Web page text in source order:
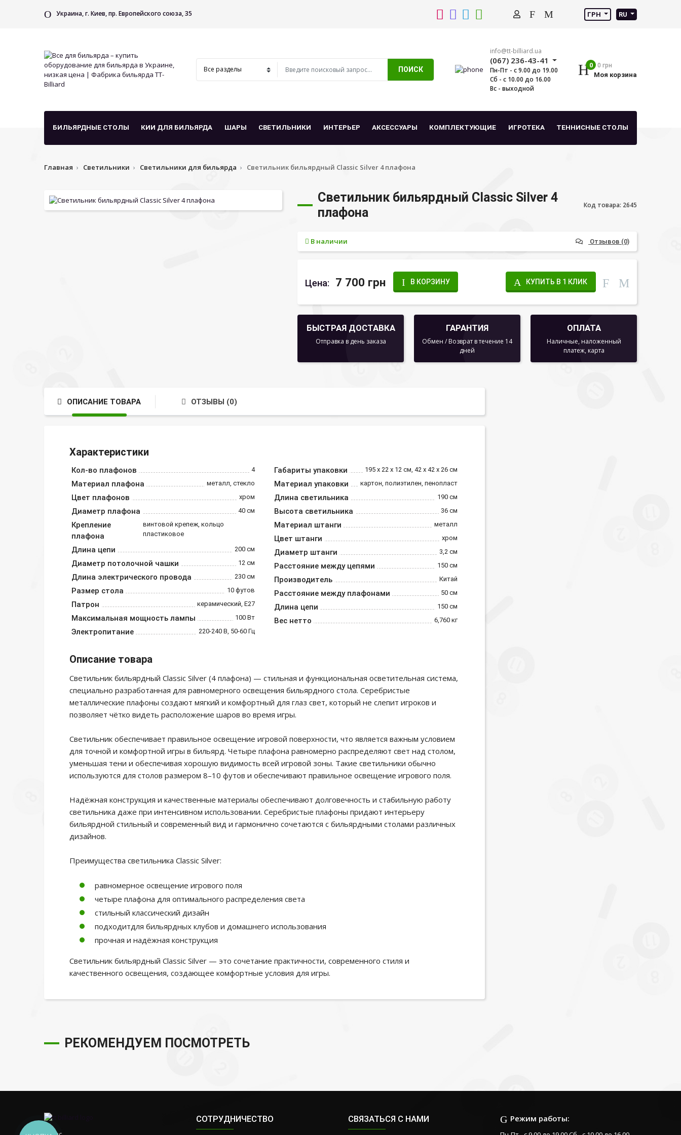
Украина, г. Киев, пр. Европейского союза, 35 ГРН RU
ПОИСК
info@tt-billiard.ua
(067) 236-43-41
Пн-Пт - с 9.00 до 19.00
Сб - с 10.00 до 16.00
Вс - выходной
0 0 грн
Моя корзина
БИЛЬЯРДНЫЕ СТОЛЫ КИИ ДЛЯ БИЛЬЯРДА ШАРЫ СВЕТИЛЬНИКИ ИНТЕРЬЕР АКСЕССУАРЫ КОМПЛЕКТУЮЩИЕ ИГРОТЕКА ТЕННИСНЫЕ СТОЛЫ
Главная Светильники Светильники для бильярда Светильник бильярдный Classic Silver 4 плафона
Светильник бильярдный Classic Silver 4
плафона
Код товара: 2645
В наличии Отзывов (0)
Цена: 7 700 грн В КОРЗИНУ КУПИТЬ В 1 КЛИК
БЫСТРАЯ ДОСТАВКА
Отправка в день заказа
ГАРАНТИЯ
Обмен / Возврат в течение 14
дней
ОПЛАТА
Наличные, наложенный
платеж, карта
ОПИСАНИЕ ТОВАРА ОТЗЫВЫ (0)
Характеристики
Кол-во плафонов 4
Материал плафона металл, стекло
Цвет плафонов хром
Диаметр плафона 40 см
Крепление
плафона
винтовой крепеж, кольцо
пластиковое
Длина цепи 200 см
Диаметр потолочной чашки 12 см
Длина электрического провода 230 см
Размер стола 10 футов
Патрон керамический, Е27
Максимальная мощность лампы 100 Вт
Электропитание 220-240 В, 50-60 Гц
Габариты упаковки 195 х 22 х 12 см, 42 х 42 х 26 см
Материал упаковки картон, полиэтилен, пенопласт
Длина светильника 190 см
Высота светильника 36 см
Материал штанги металл
Цвет штанги хром
Диаметр штанги 3,2 см
Расстояние между цепями 150 см
Производитель Китай
Расстояние между плафонами 50 см
Длина цепи 150 см
Вес нетто 6,760 кг
Описание товара
Светильник бильярдный Classic Silver (4 плафона) — стильная и функциональная осветительная система,
специально разработанная для равномерного освещения бильярдного стола. Серебристые
металлические плафоны создают мягкий и комфортный для глаз свет, который не слепит игроков и
позволяет чётко видеть расположение шаров во время игры.
Светильник обеспечивает правильное освещение игровой поверхности, что является важным условием
для точной и комфортной игры в бильярд. Четыре плафона равномерно распределяют свет над столом,
уменьшая тени и обеспечивая хорошую видимость всей игровой зоны. Такие светильники обычно
используются для столов размером 8–10 футов и обеспечивают правильное освещение игрового поля.
Надёжная конструкция и качественные материалы обеспечивают долговечность и стабильную работу
светильника даже при интенсивном использовании. Серебристые плафоны придают интерьеру
бильярдной стильный и современный вид и гармонично сочетаются с бильярдными столами различных
дизайнов.
Преимущества светильника Classic Silver:
равномерное освещение игрового поля
четыре плафона для оптимального распределения света
стильный классический дизайн
подходитдля бильярдных клубов и домашнего использования
прочная и надёжная конструкция
Светильник бильярдный Classic Silver — это сочетание практичности, современного стиля и
качественного освещения, создающее комфортные условия для игры.
РЕКОМЕНДУЕМ ПОСМОТРЕТЬ
СОТРУДНИЧЕСТВО Режим работы:
СВЯЗАТЬСЯ С НАМИ